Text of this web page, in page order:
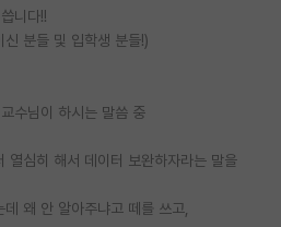
니다!!
분들 및 입학생 분들!)
수님이 하시는 말씀 중
열심히 해서 데이터 보완하자라는 말을
왜 안 알아주냐고 떼를 쓰고,